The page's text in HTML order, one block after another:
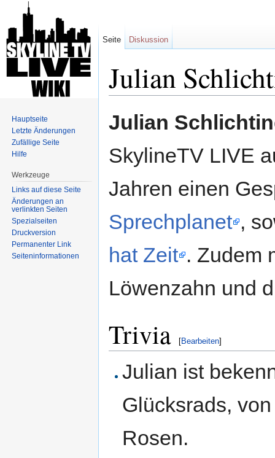
Julian
Julian
SkylineTV LIVE
Jahren einen
Sprechplanet ,
hat Zeit . Zudem
Löwenzahn und
Trivia [Bearbeiten]
Julian ist
Glücksrads,
Rosen.
Seite Diskussion
Hauptseite
Letzte Änderungen
Zufällige Seite
Hilfe
Werkzeuge
Links auf diese Seite
Änderungen an
verlinkten Seiten
Spezialseiten
Druckversion
Permanenter Link
Seiten­informationen